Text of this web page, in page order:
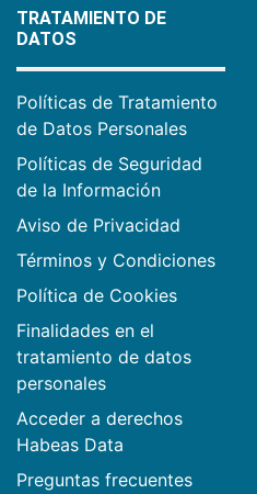
TRATAMIENTO DE
DATOS
Políticas de Tratamiento
de Datos Personales
Políticas de Seguridad
de la Información
Aviso de Privacidad
Términos y Condiciones
Política de Cookies
Finalidades en el
tratamiento de datos
personales
Acceder a derechos
Habeas Data
Preguntas frecuentes